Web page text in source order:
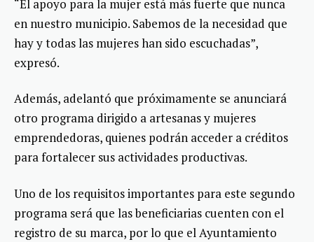
“El apoyo para la mujer está más fuerte que nunca
en nuestro municipio. Sabemos de la necesidad que
hay y todas las mujeres han sido escuchadas”,
expresó.
Además, adelantó que próximamente se anunciará
otro programa dirigido a artesanas y mujeres
emprendedoras, quienes podrán acceder a créditos
para fortalecer sus actividades productivas.
Uno de los requisitos importantes para este segundo
programa será que las beneficiarias cuenten con el
registro de su marca, por lo que el Ayuntamiento